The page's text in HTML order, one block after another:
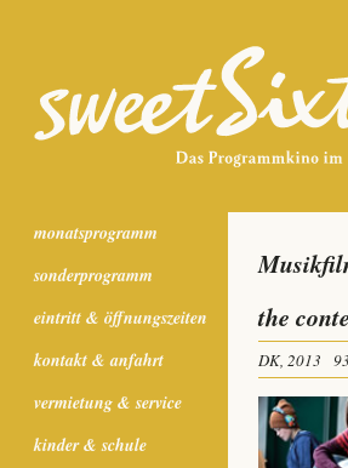
monatsprogramm
sonderprogramm
eintritt & öffnungszeiten
kontakt & anfahrt
vermietung & service
kinder & schule
the
DK, 2013